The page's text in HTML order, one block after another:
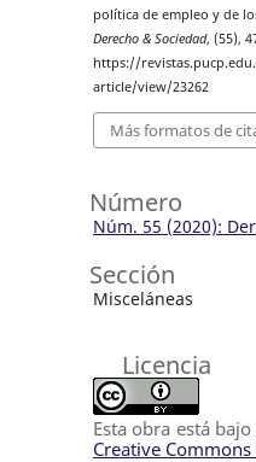
política de empleo y de
Derecho & Sociedad, (55),
https://
article/view/23262
Más formatos de
Número
Núm. 55 (2020):
Sección
Misceláneas
Licencia
Esta obra está
Creative